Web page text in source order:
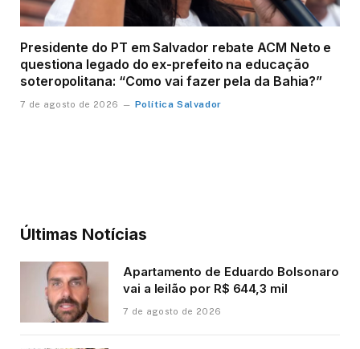
Presidente do PT em Salvador rebate ACM Neto e
questiona legado do ex-prefeito na educação
soteropolitana: “Como vai fazer pela da Bahia?”
7 de agosto de 2026 Política Salvador
Últimas Notícias
Apartamento de Eduardo Bolsonaro
vai a leilão por R$ 644,3 mil
7 de agosto de 2026